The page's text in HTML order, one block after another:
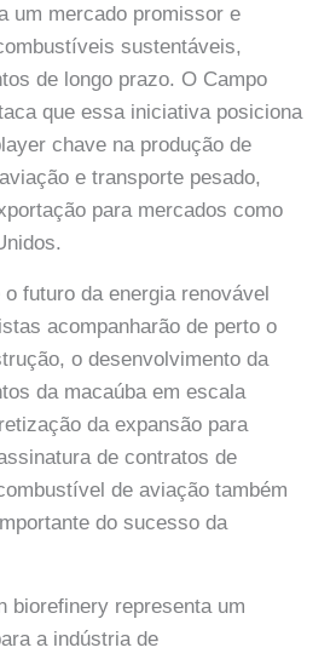
um mercado promissor e
sustentáveis,
de longo prazo. O Campo
que essa iniciativa posiciona
chave na produção de
e transporte pesado,
para mercados como
futuro da energia renovável
acompanharão de perto o
o desenvolvimento da
da macaúba em escala
da expansão para
de contratos de
de aviação também
do sucesso da
biorefinery representa um
a indústria de